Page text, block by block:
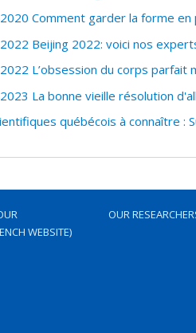
Comment garder la forme
Beijing 2022: voici nos
L’obsession du corps parfait
La bonne vieille résolution
québécois à connaître :
WEBSITE)
OUR